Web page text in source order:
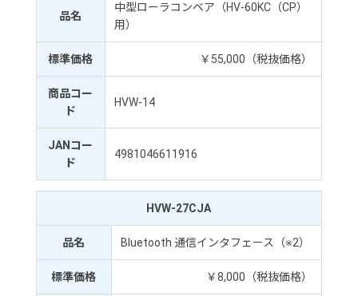
品名
中型ローラコンベア（HV-60KC（CP）
用）
標準価格 ￥55,000（税抜価格）
商品コー
ド
HVW-14
JANコー
ド
4981046611916
HVW-27CJA
品名 Bluetooth 通信インタフェース（※2）
標準価格 ￥8,000（税抜価格）